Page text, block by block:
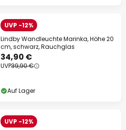
UVP -12%
Lindby Wandleuchte Marinka, Höhe 20
cm, schwarz, Rauchglas
34,90 €
UVP39,90 €
Auf Lager
UVP -12%